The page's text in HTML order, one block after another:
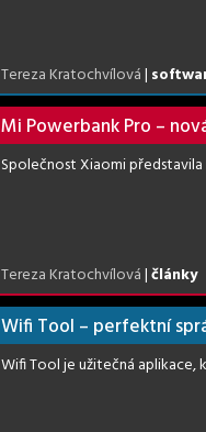
Tereza Kratochvílová|
Mi Powerbank Pro –
Společnost Xiaomi
Tereza Kratochvílová|články
Wifi Tool – perfektní
Wifi Tool je užitečná